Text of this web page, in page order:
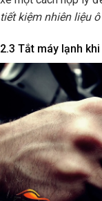
tiết kiệm nhiên liệu
2.3 Tắt máy lạnh